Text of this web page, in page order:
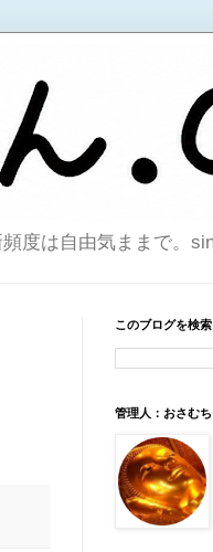
度は自由気ままで。
このブログを検索
管理人：おさむ